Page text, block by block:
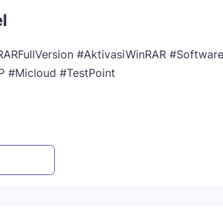
#AktivasiWinRAR
#Micloud #TestPoint